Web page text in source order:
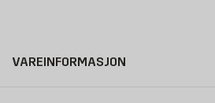
VAREINFORMASJON